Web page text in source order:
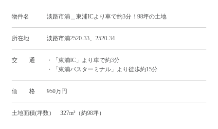
物件名 淡路市浦＿東浦ICより車で約3分！98坪の土地
所在地 淡路市浦2520-33、2520-34
交 通 ・「東浦IC」より車で約3分
・「東浦バスターミナル」より徒歩約15分
価 格 950万円
土地面積(坪数） 327m²（約98坪）